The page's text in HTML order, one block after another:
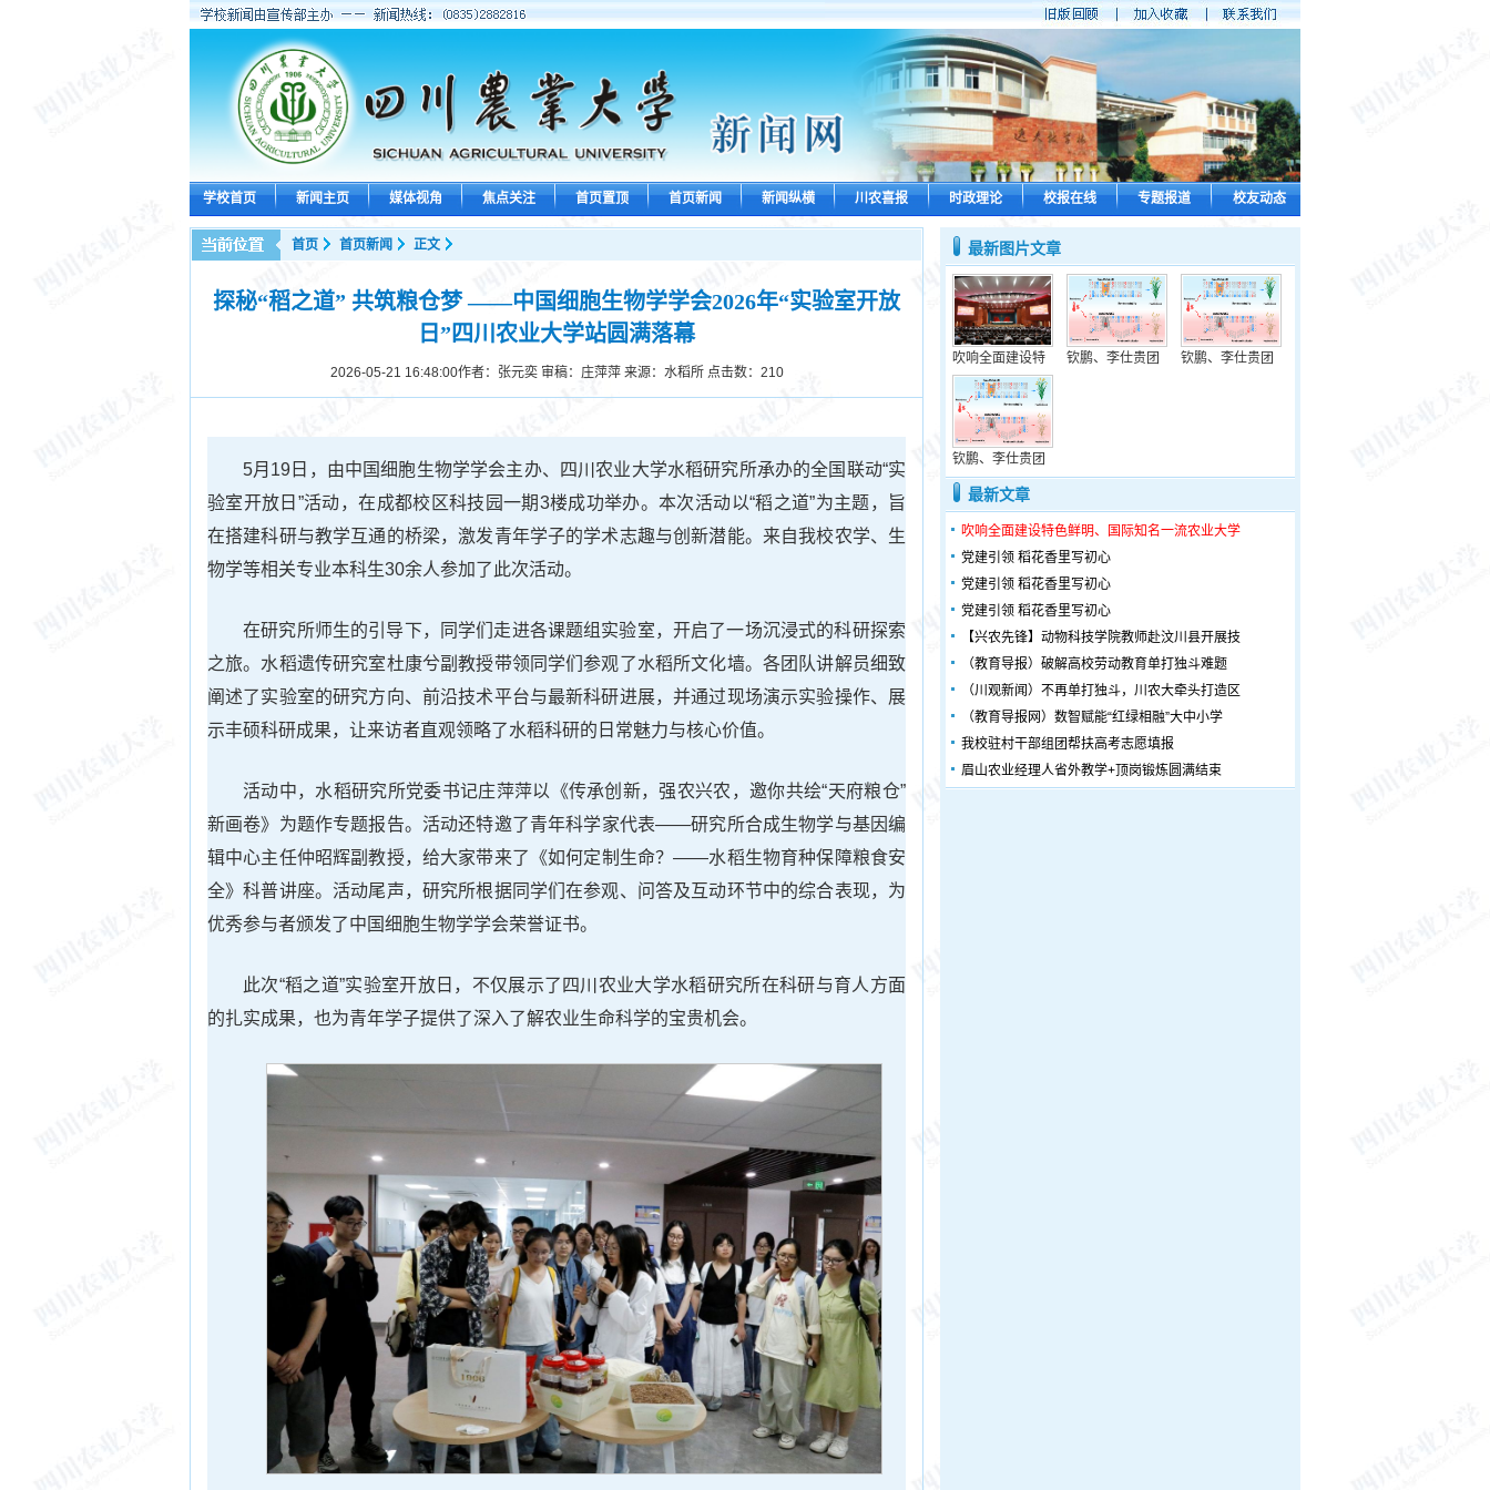
学校首页 新闻主页 媒体视角 焦点关注 首页置顶 首页新闻 新闻纵横 川农喜报 时政理论 校报在线 专题报道 校友动态
首页 首页新闻 正文
探秘“稻之道” 共筑粮仓梦 ——中国细胞生物学学会2026年“实验室开放
日”四川农业大学站圆满落幕
2026-05-21 16:48:00作者：张元奕 审稿：庄萍萍 来源：水稻所 点击数： 210
5月19日，由中国细胞生物学学会主办、四川农业大学水稻研究所承办的全国联动“实
验室开放日”活动，在成都校区科技园一期3楼成功举办。本次活动以“稻之道”为主题，旨
在搭建科研与教学互通的桥梁，激发青年学子的学术志趣与创新潜能。来自我校农学、生
物学等相关专业本科生30余人参加了此次活动。
在研究所师生的引导下，同学们走进各课题组实验室，开启了一场沉浸式的科研探索
之旅。水稻遗传研究室杜康兮副教授带领同学们参观了水稻所文化墙。各团队讲解员细致
阐述了实验室的研究方向、前沿技术平台与最新科研进展，并通过现场演示实验操作、展
示丰硕科研成果，让来访者直观领略了水稻科研的日常魅力与核心价值。
活动中，水稻研究所党委书记庄萍萍以《传承创新，强农兴农，邀你共绘“天府粮仓”
新画卷》为题作专题报告。活动还特邀了青年科学家代表——研究所合成生物学与基因编
辑中心主任仲昭辉副教授，给大家带来了《如何定制生命？——水稻生物育种保障粮食安
全》科普讲座。活动尾声，研究所根据同学们在参观、问答及互动环节中的综合表现，为
优秀参与者颁发了中国细胞生物学学会荣誉证书。
此次“稻之道”实验室开放日，不仅展示了四川农业大学水稻研究所在科研与育人方面
的扎实成果，也为青年学子提供了深入了解农业生命科学的宝贵机会。
最新图片文章
吹响全面建设特 钦鹏、李仕贵团 钦鹏、李仕贵团
钦鹏、李仕贵团
最新文章
吹响全面建设特色鲜明、国际知名一流农业大学
党建引领 稻花香里写初心
党建引领 稻花香里写初心
党建引领 稻花香里写初心
【兴农先锋】动物科技学院教师赴汶川县开展技
（教育导报）破解高校劳动教育单打独斗难题
（川观新闻）不再单打独斗，川农大牵头打造区
（教育导报网）数智赋能“红绿相融”大中小学
我校驻村干部组团帮扶高考志愿填报
眉山农业经理人省外教学+顶岗锻炼圆满结束